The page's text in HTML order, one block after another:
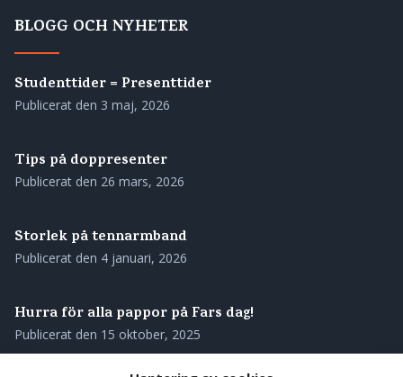
BLOGG OCH NYHETER
Studenttider = Presenttider
Publicerat den 3 maj, 2026
Tips på doppresenter
Publicerat den 26 mars, 2026
Storlek på tennarmband
Publicerat den 4 januari, 2026
Hurra för alla pappor på Fars dag!
Publicerat den 15 oktober, 2025